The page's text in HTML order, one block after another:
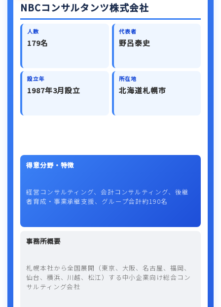
NBCコンサルタンツ株式会社
人数
179名
代表者
野呂泰史
設立年
1987年3月設立
所在地
北海道札幌市
得意分野・特徴
経営コンサルティング、会計コンサルティング、後継
者育成・事業承継支援、グループ合計約190名
事務所概要
札幌本社から全国展開（東京、大阪、名古屋、福岡、
仙台、横浜、川越、松江）する中小企業向け総合コン
サルティング会社